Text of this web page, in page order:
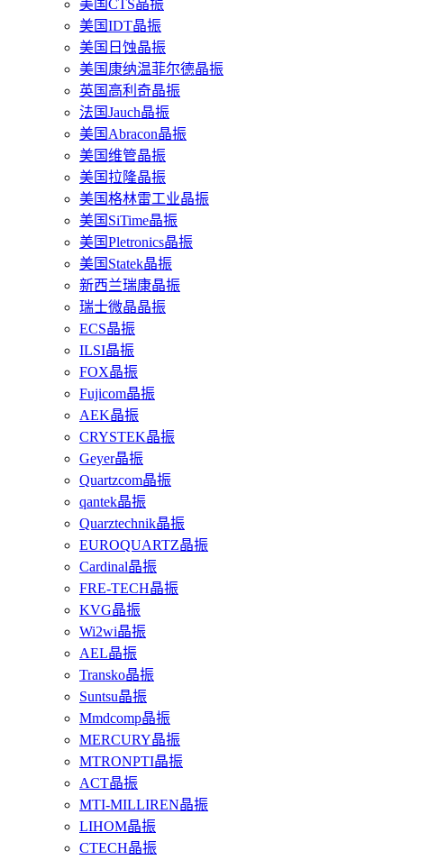
美国CTS晶振
美国IDT晶振
美国日蚀晶振
美国康纳温菲尔德晶振
英国高利奇晶振
法国Jauch晶振
美国Abracon晶振
美国维管晶振
美国拉隆晶振
美国格林雷工业晶振
美国SiTime晶振
美国Pletronics晶振
美国Statek晶振
新西兰瑞康晶振
瑞士微晶晶振
ECS晶振
ILSI晶振
FOX晶振
Fujicom晶振
AEK晶振
CRYSTEK晶振
Geyer晶振
Quartzcom晶振
qantek晶振
Quarztechnik晶振
EUROQUARTZ晶振
Cardinal晶振
FRE-TECH晶振
KVG晶振
Wi2wi晶振
AEL晶振
Transko晶振
Suntsu晶振
Mmdcomp晶振
MERCURY晶振
MTRONPTI晶振
ACT晶振
MTI-MILLIREN晶振
LIHOM晶振
CTECH晶振